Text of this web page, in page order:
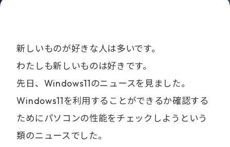
新しいものが好きな人は多いです。
わたしも新しいものは好きです。
先日、Windows11のニュースを見ました。
Windows11を利用することができるか確認する
ためにパソコンの性能をチェックしようという
類のニュースでした。